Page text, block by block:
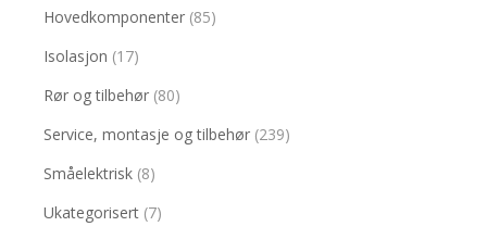
Hovedkomponenter (85)
Isolasjon (17)
Rør og tilbehør (80)
Service, montasje og tilbehør (239)
Småelektrisk (8)
Ukategorisert (7)